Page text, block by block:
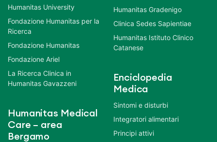
Humanitas University
Fondazione Humanitas per la
Ricerca
Fondazione Humanitas
Fondazione Ariel
La Ricerca Clinica in
Humanitas Gavazzeni
Humanitas Medical
Care – area
Bergamo
Humanitas Gradenigo
Clinica Sedes Sapientiae
Humanitas Istituto Clinico
Catanese
Enciclopedia
Medica
Sintomi e disturbi
Integratori alimentari
Principi attivi